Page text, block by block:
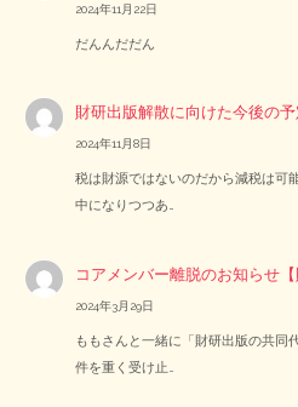
2024年11月22日
だんんだだん
財研出版解散に向けた今後の予
2024年11月8日
税は財源ではないのだから減税は可
中になりつつあ…
コアメンバー離脱のお知らせ【
2024年3月29日
ももさんと一緒に「財研出版の共同
件を重く受け止…